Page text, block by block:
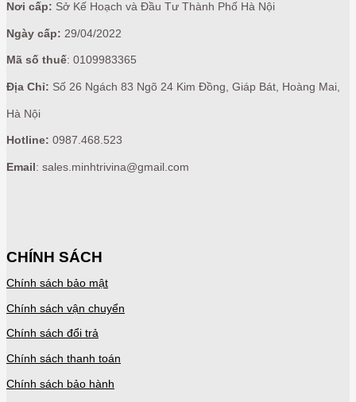
Nơi cấp: Sở Kế Hoạch và Đầu Tư Thành Phố Hà Nội
Ngày cấp: 29/04/2022
Mã số thuế: 0109983365
Địa Chỉ: Số 26 Ngách 83 Ngõ 24 Kim Đồng, Giáp Bát, Hoàng Mai,
Hà Nội
Hotline: 0987.468.523
Email : sales.minhtrivina@gmail.com
CHÍNH SÁCH
Chính sách bảo mật
Chính sách vận chuyển
Chính sách đổi trả
Chính sách thanh toán
Chính sách bảo hành